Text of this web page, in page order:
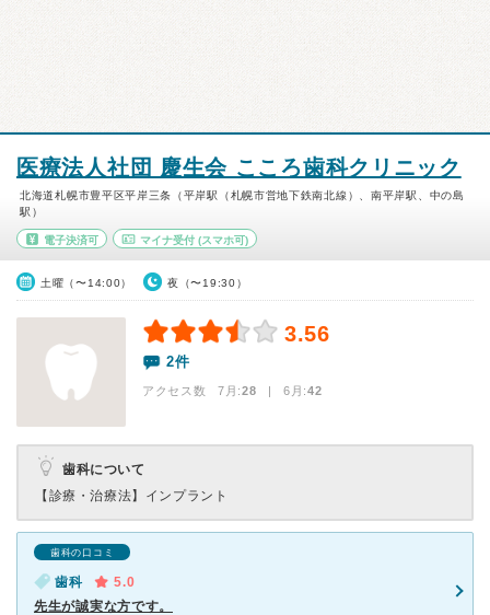
医療法人社団 慶生会 こころ歯科クリニック
北海道札幌市豊平区平岸三条（平岸駅（札幌市営地下鉄南北線）、南平岸駅、中の島
駅）
電子決済可 マイナ受付(スマホ可)
土曜（〜14:00） 夜（〜19:30）
3.56
2件
アクセス数 7月:28 | 6月:42
歯科について
【診療・治療法】 インプラント
歯科の口コミ
歯科
5.0
先生が誠実な方です。